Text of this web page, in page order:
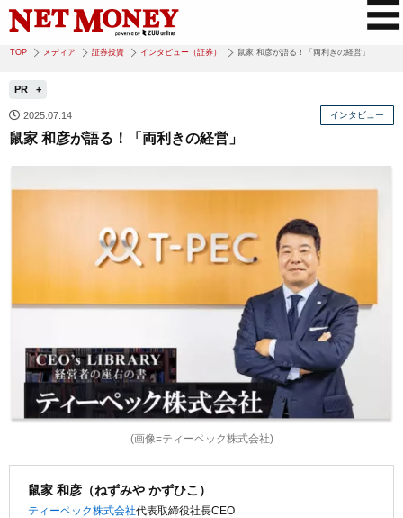
TOP メディア 証券投資 インタビュー（証券） 鼠家 和彦が語る！「両利きの経営」
PR
2025.07.14 インタビュー
鼠家 和彦が語る！「両利きの経営」
(画像=ティーペック株式会社)
鼠家 和彦（ねずみや かずひこ）
ティーペック株式会社代表取締役社長CEO